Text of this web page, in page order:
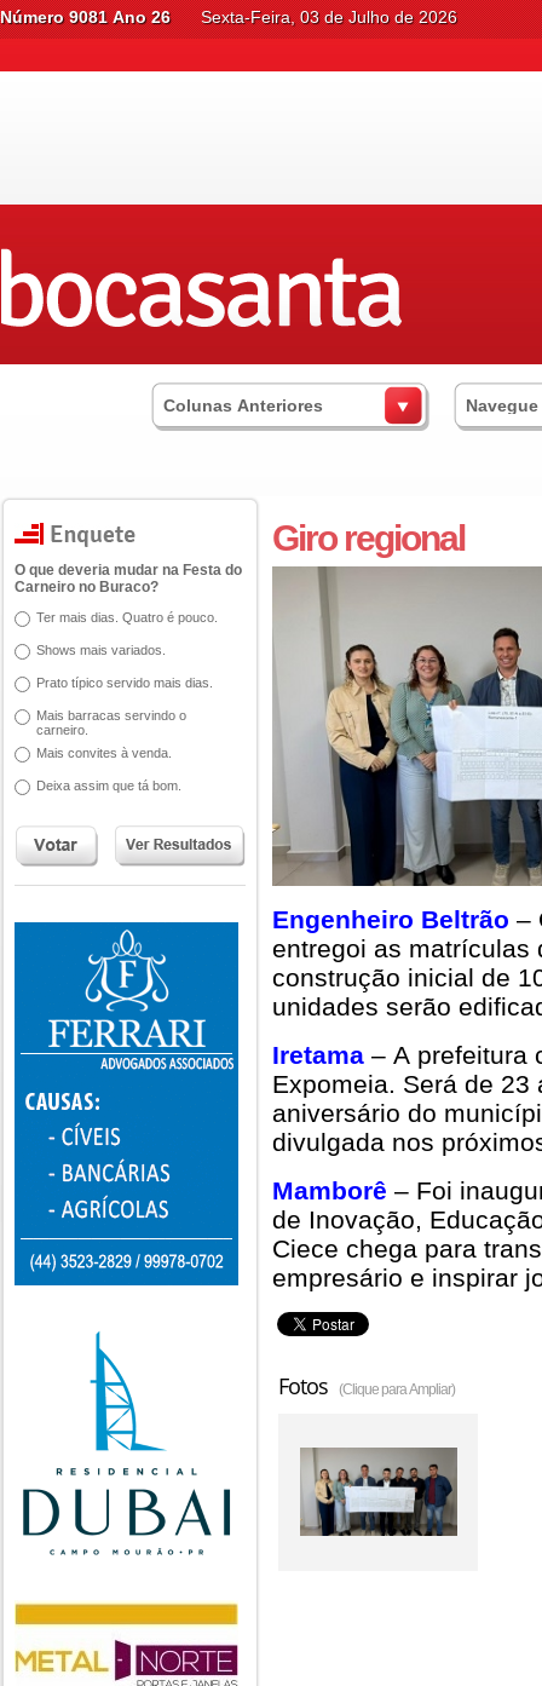
Número 9081 Ano 26 Sexta-Feira, 03 de Julho de 2026
Colunas Anteriores
O que deveria mudar na Festa do
Carneiro no Buraco?
Ter mais dias. Quatro é pouco.
Shows mais variados.
Prato típico servido mais dias.
Mais barracas servindo o
carneiro.
Mais convites à venda.
Deixa assim que tá bom.
Giro regional
Engenheiro Beltrão –
entregoi as matrículas
construção inicial de
unidades serão
Iretama – A prefeitura
Expomeia. Será de 23
aniversário do
divulgada nos
Mamborê – Foi
de Inovação,
Ciece chega para
empresário e inspirar
Fotos (Clique para Ampliar)